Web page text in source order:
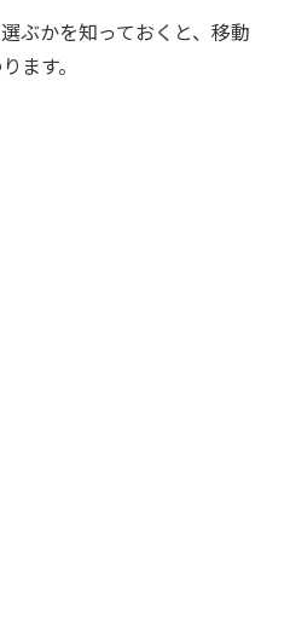
ぶかを知っておくと、移動
ます。